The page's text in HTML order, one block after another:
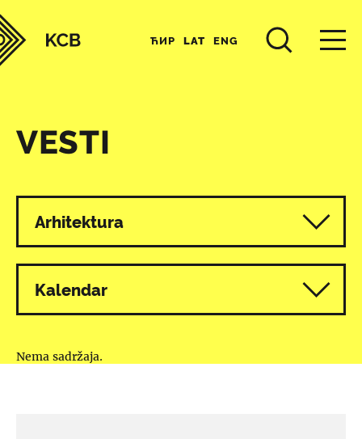
ЋИР LAT ENG
VESTI
Svi programi
Arhitektura
Kalendar
Nema sadržaja.